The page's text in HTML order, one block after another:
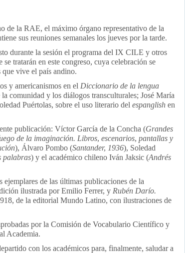
de la RAE, el máximo órgano representativo de la
sus reuniones semanales los jueves por la tarde.
durante la sesión el programa del IX CILE y otros
tratarán en este congreso, cuya celebración se
vive el país andino.
y americanismos en el Diccionario de la lengua
comunidad y los diálogos transculturales; José María
Puértolas, sobre el uso literario del espanglish en
publicación: Víctor García de la Concha (Grandes
de la imaginación. Libros, escenarios, pantallas y
), Álvaro Pombo (Santander, 1936), Soledad
palabras) y el académico chileno Iván Jaksic (Andrés
de las últimas publicaciones de la
ilustrada por Emilio Ferrer, y Rubén Darío.
de la editorial Mundo Latino, con ilustraciones de
por la Comisión de Vocabulario Científico y
Academia.
con los académicos para, finalmente, saludar a